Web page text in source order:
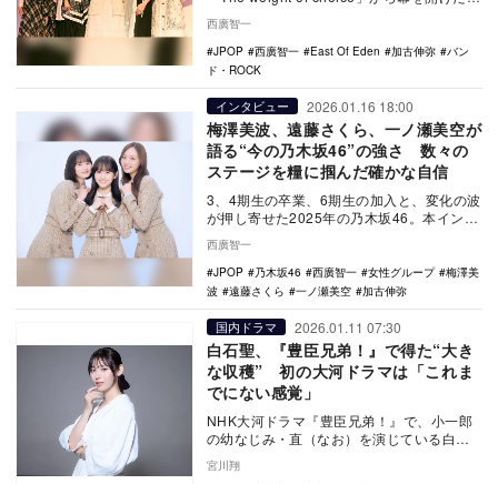
西廣智一
JPOP
西廣智一 East Of Eden 加古伸弥
バン
ド・ROCK
インタビュー 2026.01.16 18:00
梅澤美波、遠藤さくら、一ノ瀬美空が
語る“今の乃木坂46”の強さ 数々の
ステージを糧に掴んだ確かな自信
3、4期生の卒業、6期生の加入と、変化の波
が押し寄せた2025年の乃木坂46。本インタ
瀬美…
西廣智一
JPOP
乃木坂46 西廣智一 女性グループ
梅澤美
波
遠藤さくら 一ノ瀬美空 加古伸弥
国内ドラマ 2026.01.11 07:30
白石聖、『豊臣兄弟！』で得た“大き
な収穫” 初の大河ドラマは「これま
でにない感覚」
NHK大河ドラマ『豊臣兄弟！』で、小一郎
の幼なじみ・直（なお）を演じている白石
聖。自身初の大河ドラマ出演となった本作
の撮影を経て…
宮川翔